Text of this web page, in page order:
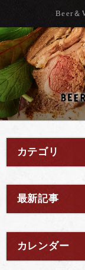
Beer＆
カテゴリ
最新記事
カレンダー